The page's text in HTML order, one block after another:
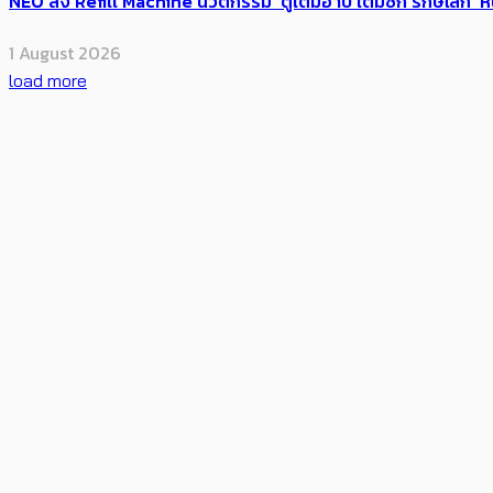
1 August 2026
load more